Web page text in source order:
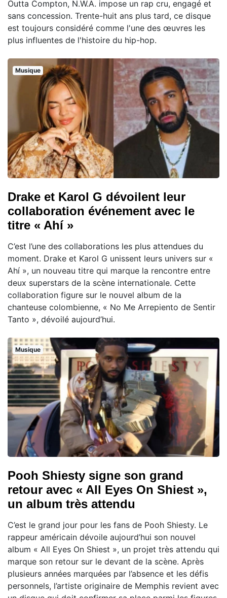
Outta Compton, N.W.A. impose un rap cru, engagé et
sans concession. Trente-huit ans plus tard, ce disque
est toujours considéré comme l'une des œuvres les
plus influentes de l'histoire du hip-hop.
Musique
Drake et Karol G dévoilent leur
collaboration événement avec le
titre « Ahí »
C’est l’une des collaborations les plus attendues du
moment. Drake et Karol G unissent leurs univers sur «
Ahí », un nouveau titre qui marque la rencontre entre
deux superstars de la scène internationale. Cette
collaboration figure sur le nouvel album de la
chanteuse colombienne, « No Me Arrepiento de Sentir
Tanto », dévoilé aujourd’hui.
Musique
Pooh Shiesty signe son grand
retour avec « All Eyes On Shiest »,
un album très attendu
C’est le grand jour pour les fans de Pooh Shiesty. Le
rappeur américain dévoile aujourd’hui son nouvel
album « All Eyes On Shiest », un projet très attendu qui
marque son retour sur le devant de la scène. Après
plusieurs années marquées par l’absence et les défis
personnels, l’artiste originaire de Memphis revient avec